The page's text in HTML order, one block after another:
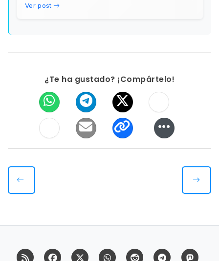
Ver post
¿Te ha gustado? ¡Compártelo!
RSS FacebookX (Twitter)Whatsapp Reddit Telegram